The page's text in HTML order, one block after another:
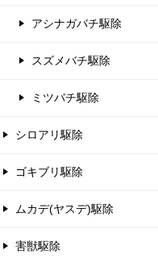
アシナガバチ駆除
スズメバチ駆除
ミツバチ駆除
シロアリ駆除
ゴキブリ駆除
ムカデ(ヤスデ)駆除
害獣駆除